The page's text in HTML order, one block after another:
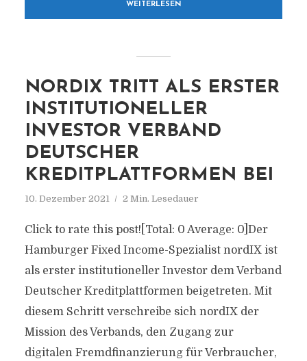
WEITERLESEN
NORDIX TRITT ALS ERSTER
INSTITUTIONELLER
INVESTOR VERBAND
DEUTSCHER
KREDITPLATTFORMEN BEI
10. Dezember 2021 2 Min. Lesedauer
Click to rate this post![Total: 0 Average: 0]Der
Hamburger Fixed Income-Spezialist nordIX ist
als erster institutioneller Investor dem Verband
Deutscher Kreditplattformen beigetreten. Mit
diesem Schritt verschreibe sich nordIX der
Mission des Verbands, den Zugang zur
digitalen Fremdfinanzierung für Verbraucher,